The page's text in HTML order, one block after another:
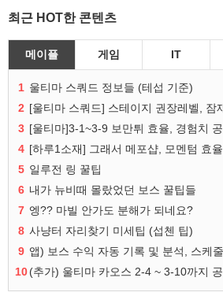
최근 HOT한 콘텐츠
메이플 게임 IT
1 울티마 스쿼드 정보들 (테섭 기준)
2
3 [울티마]3-1~3-9 보만튀 효율, 경험치
4 [하루1소재] 그래서 메포샵, 모멘텀 효
5 일루전 링 꿀팁
6 내가 뉴비때 몰랐었던 보스 꿀팁들
7 엥?? 마빌 안가도 분해가 되네요?
8 사냥터 자리찾기 미세팁 (섭첸 팁)
9 앱) 보스 수익 자동 기록 및 분석, 스케
10(추가) 울티마 카오스 2-4 ~ 3-10까지